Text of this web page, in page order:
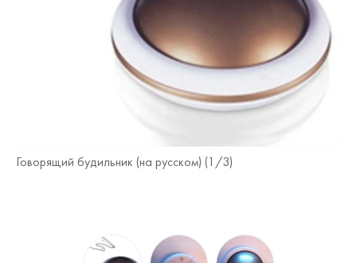
Говорящий будильник (на русском) (1 /3)